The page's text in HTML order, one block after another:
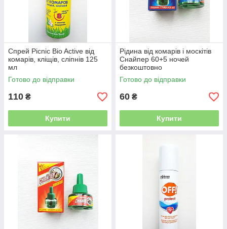
Спрей Picnic Bio Active від
комарів, кліщів, сліпнів 125
мл
Готово до відправки
110 ₴
Купити
Рідина від комарів і москітів
Снайпер 60+5 ночей
безкоштовно
Готово до відправки
60 ₴
Купити